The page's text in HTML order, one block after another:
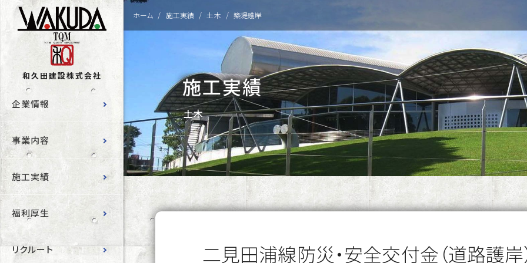
和久田建設株式会社
企業情報
事業内容
施工実績
福利厚生
リクルート
ホーム 施工実績 土木 築堤護岸
施工実績
土木
二見田浦線防災・安全交付金（道路護岸